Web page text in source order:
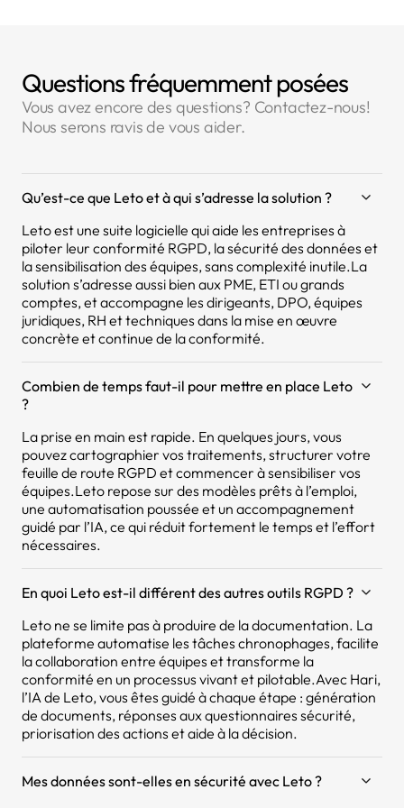
Questions fréquemment posées
Vous avez encore des questions? Contactez-nous!
Nous serons ravis de vous aider.
Qu’est-ce que Leto et à qui s’adresse la solution ?
Leto est une suite logicielle qui aide les entreprises à
piloter leur conformité RGPD, la sécurité des données et
la sensibilisation des équipes, sans complexité inutile.La
solution s’adresse aussi bien aux PME, ETI ou grands
comptes, et accompagne les dirigeants, DPO, équipes
juridiques, RH et techniques dans la mise en œuvre
concrète et continue de la conformité.
Combien de temps faut-il pour mettre en place Leto
?
La prise en main est rapide. En quelques jours, vous
pouvez cartographier vos traitements, structurer votre
feuille de route RGPD et commencer à sensibiliser vos
équipes.Leto repose sur des modèles prêts à l’emploi,
une automatisation poussée et un accompagnement
guidé par l’IA, ce qui réduit fortement le temps et l’effort
nécessaires.
En quoi Leto est-il différent des autres outils RGPD ?
Leto ne se limite pas à produire de la documentation. La
plateforme automatise les tâches chronophages, facilite
la collaboration entre équipes et transforme la
conformité en un processus vivant et pilotable.Avec Hari,
l’IA de Leto, vous êtes guidé à chaque étape : génération
de documents, réponses aux questionnaires sécurité,
priorisation des actions et aide à la décision.
Mes données sont-elles en sécurité avec Leto ?